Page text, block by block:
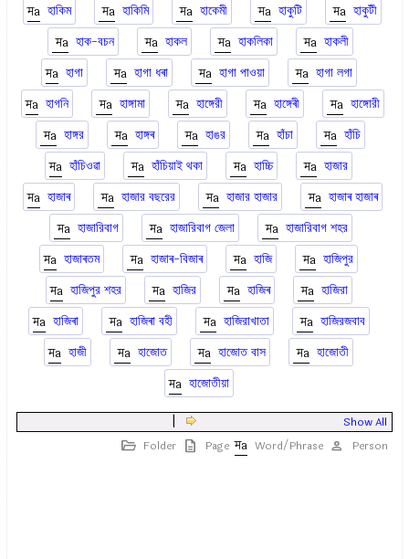
হাকিম
হাকিমি হাকেমী হাকুটি
হাকুটী
হাক-বচন
হাকল হাকলিকা
হাকলী
হাগা
হাগা ধৰা হাগা পাওয়া
হাগা লগা
হাগনি
হাঙ্গামা হাঙ্গেরী হাঙ্গেৰী
হাঙ্গোরী
হাঙ্গর
হাঙ্গৰ হাঙর হাঁচা
হাঁচি
হাঁচিওৱা
হাঁচিয়াই থকা হাচ্চি
হাজার
হাজাৰ
হাজার বছরের হাজার হাজার
হাজাৰ হাজাৰ
হাজারিবাগ
হাজারিবাগ জেলা
হাজারিবাগ শহর
হাজাৰতম
হাজাৰ-বিজাৰ হাজি
হাজিপুর
হাজিপুর শহর
হাজির হাজিৰ
হাজিরা
হাজিৰা
হাজিৰা বহী হাজিরাখাতা
হাজিরজবাব
হাজী
হাজোত হাজোত বাস
হাজোতী
হাজোতীয়া
Show All
Folder
Page Word/Phrase Person